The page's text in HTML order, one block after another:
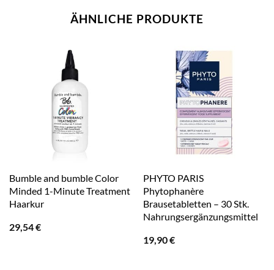
ÄHNLICHE PRODUKTE
Bumble and bumble Color
Minded 1-Minute Treatment
Haarkur
29,54€
PHYTO PARIS
Phytophanère
Brausetabletten – 30 Stk.
Nahrungsergänzungsmittel
19,90€